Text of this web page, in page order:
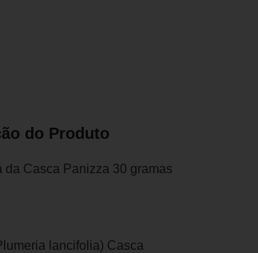
do Produto
da Casca Panizza 30 gramas
lancifolia) Casca